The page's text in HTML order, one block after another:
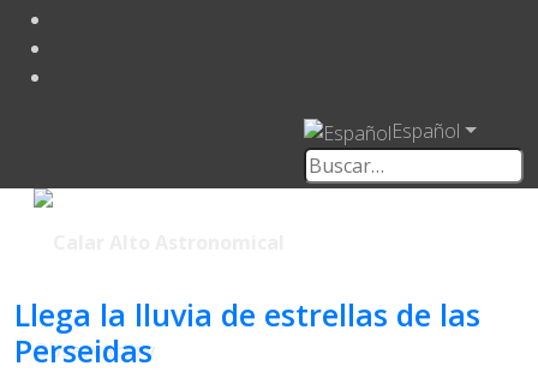
Español
Llega la lluvia de estrellas de las
Perseidas